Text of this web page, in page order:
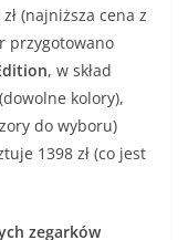
(najniższa cena z
przygotowano
, w skład
kolory),
do wyboru)
1398 zł (co jest
zegarków